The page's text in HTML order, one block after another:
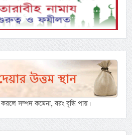
সম্পদ কমেনা, বরং বৃদ্ধি পায়।